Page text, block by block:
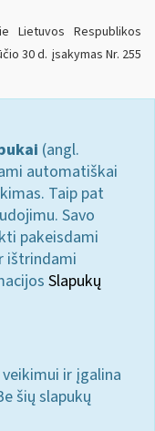
Lietuvos Respublikos
30 d. įsakymas Nr. 255
(angl.
automatiškai
Taip pat
Savo
pakeisdami
ištrindami
Slapukų
ir įgalina
šių slapukų